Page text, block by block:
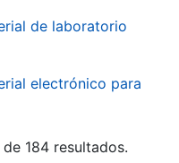
de laboratorio
electrónico para
184 resultados.